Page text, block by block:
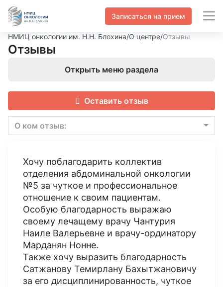
Записаться на прием
НМИЦ онкологии им. Н.Н. Блохина/О центре/Отзывы
Отзывы
Открыть меню раздела
Оставить отзыв
О ком отзыв:
Хочу поблагодарить коллектив
отделения абдоминальной онкологии
№5 за чуткое и профессиональное
отношение к своим пациентам.
Особую благодарность выражаю
своему лечащему врачу Чантурия
Наиле Валерьевне и врачу-ординатору
Марданян Нонне.
Также хочу выразить благодарность
Сатжанову Темирлану Бахытжановичу
за его дисциплинированность, чуткое